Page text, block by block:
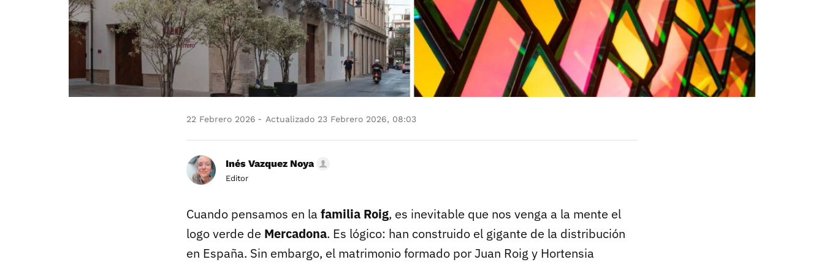
22 Febrero 2026 Actualizado 23 Febrero 2026, 08:03
Inés Vazquez Noya
Editor
Cuando pensamos en la familia Roig, es inevitable que nos venga a la mente el
logo verde de Mercadona. Es lógico: han construido el gigante de la distribución
en España. Sin embargo, el matrimonio formado por Juan Roig y Hortensia